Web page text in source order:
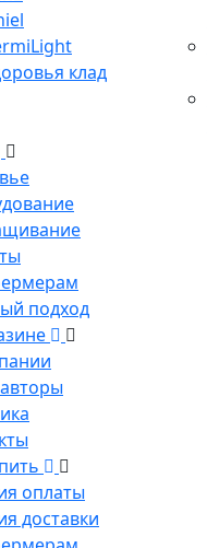
клад
подход
оплаты
доставки